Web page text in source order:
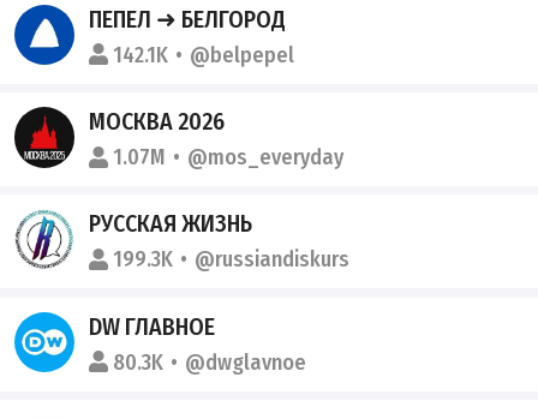
ПЕПЕЛ ➜ БЕЛГОРОД
142.1K @belpepel
МОСКВА 2026
1.07M @mos_everyday
РУССКАЯ ЖИЗНЬ
199.3K @russiandiskurs
DW ГЛАВНОЕ
80.3K @dwglavnoe